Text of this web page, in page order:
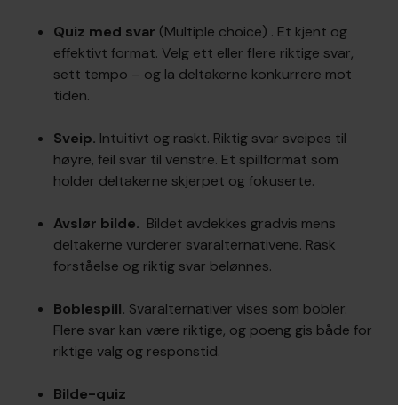
Quiz med svar (Multiple choice) . Et kjent og
effektivt format. Velg ett eller flere riktige svar,
sett tempo – og la deltakerne konkurrere mot
tiden.
Sveip. Intuitivt og raskt. Riktig svar sveipes til
høyre, feil svar til venstre. Et spillformat som
holder deltakerne skjerpet og fokuserte.
Avslør bilde. Bildet avdekkes gradvis mens
deltakerne vurderer svaralternativene. Rask
forståelse og riktig svar belønnes.
Boblespill. Svaralternativer vises som bobler.
Flere svar kan være riktige, og poeng gis både for
riktige valg og responstid.
Bilde-quiz